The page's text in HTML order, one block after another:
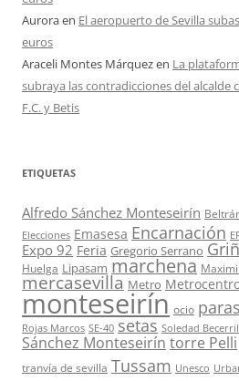
Auroraen El aeropuerto de Sevilla
euros
Araceli Montes Márquezen La
subraya las contradicciones del alcalde
F.C. y Betis
ETIQUETAS
Alfredo Sánchez Monteseirín
Elecciones Emasesa Encarnación
Expo 92 Feria Gregorio Serrano
Huelga Lipasam marchena
mercasevilla Metro
monteseirín ocio
Rojas Marcos SE-40 setas Soledad Becerril
Sánchez Monteseirín torre Pelli
tranvía de sevilla Tussam Unesco